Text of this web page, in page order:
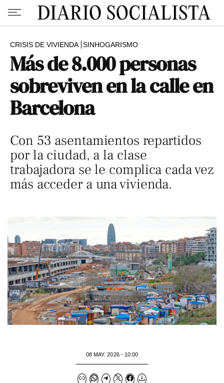
CRISIS DE VIVIENDA SINHOGARISMO
Más de 8.000 personas
sobreviven en la calle en
Barcelona
Con 53 asentamientos repartidos
por la ciudad, a la clase
trabajadora se le complica cada vez
más acceder a una vivienda.
08 MAY. 2026 - 10:00